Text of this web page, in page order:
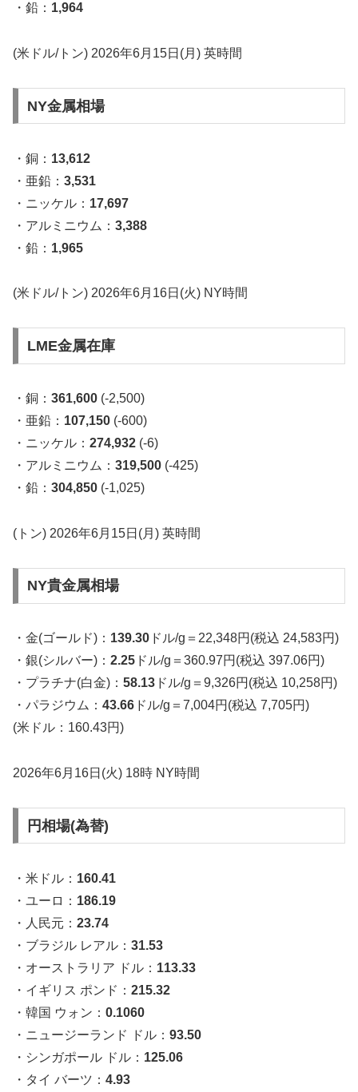
・鉛： 1,964
(米ドル/トン) 2026年6月15日(月) 英時間
NY金属相場
・銅： 13,612
・亜鉛： 3,531
・ニッケル： 17,697
・アルミニウム： 3,388
・鉛： 1,965
(米ドル/トン) 2026年6月16日(火) NY時間
LME金属在庫
・銅： 361,600 (-2,500)
・亜鉛： 107,150 (-600)
・ニッケル： 274,932 (-6)
・アルミニウム： 319,500 (-425)
・鉛： 304,850 (-1,025)
(トン) 2026年6月15日(月) 英時間
NY貴金属相場
・金(ゴールド)： 139.30 ドル/g＝22,348円(税込 24,583円)
・銀(シルバー)： 2.25 ドル/g＝360.97円(税込 397.06円)
・プラチナ(白金)： 58.13 ドル/g＝9,326円(税込 10,258円)
・パラジウム： 43.66 ドル/g＝7,004円(税込 7,705円)
(米ドル：160.43円)
2026年6月16日(火) 18時 NY時間
円相場(為替)
・米ドル： 160.41
・ユーロ： 186.19
・人民元： 23.74
・ブラジル レアル： 31.53
・オーストラリア ドル： 113.33
・イギリス ポンド： 215.32
・韓国 ウォン： 0.1060
・ニュージーランド ドル： 93.50
・シンガポール ドル： 125.06
・タイ バーツ： 4.93